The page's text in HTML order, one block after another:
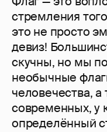
стремления
это не просто
девиз!
скучны, но мы
необычные
человечества,
современных, у
определённый